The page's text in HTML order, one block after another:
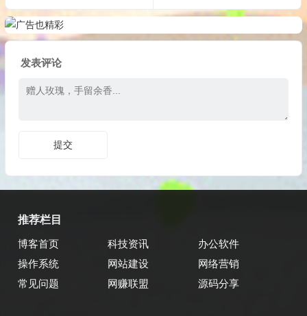
发表评论
推荐栏目
博客首页 科技资讯
办公软件
操作系统
网站建设
网络营销
常见问题
网赚联盟 源码分享